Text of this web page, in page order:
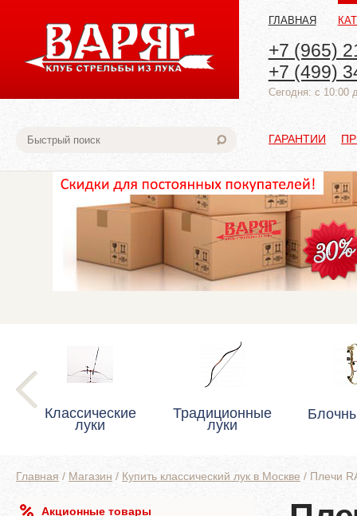
ГЛАВНАЯ
+7 (965)
+7 (499)
Cегодня: с 10:00
ГАРАНТИИ
Классические
луки
Традиционные
луки
Главная / Магазин / Купить классический лук в Москве / Плечи
Акционные товары